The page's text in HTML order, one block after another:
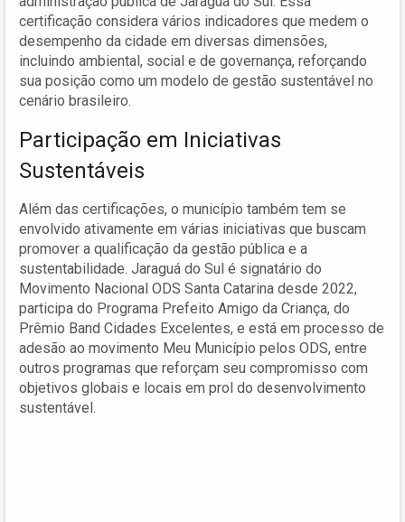
certificação considera vários indicadores que medem o
desempenho da cidade em diversas dimensões,
incluindo ambiental, social e de governança, reforçando
sua posição como um modelo de gestão sustentável no
cenário brasileiro.
Participação em Iniciativas
Sustentáveis
Além das certificações, o município também tem se
envolvido ativamente em várias iniciativas que buscam
promover a qualificação da gestão pública e a
sustentabilidade. Jaraguá do Sul é signatário do
Movimento Nacional ODS Santa Catarina desde 2022,
participa do Programa Prefeito Amigo da Criança, do
Prêmio Band Cidades Excelentes, e está em processo de
adesão ao movimento Meu Município pelos ODS, entre
outros programas que reforçam seu compromisso com
objetivos globais e locais em prol do desenvolvimento
sustentável.